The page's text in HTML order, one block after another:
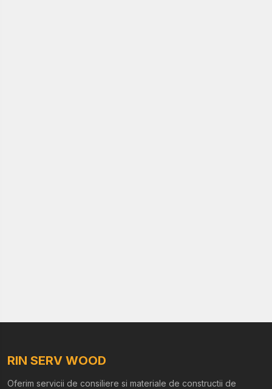
RIN SERV WOOD
Oferim servicii de consiliere si materiale de constructii de